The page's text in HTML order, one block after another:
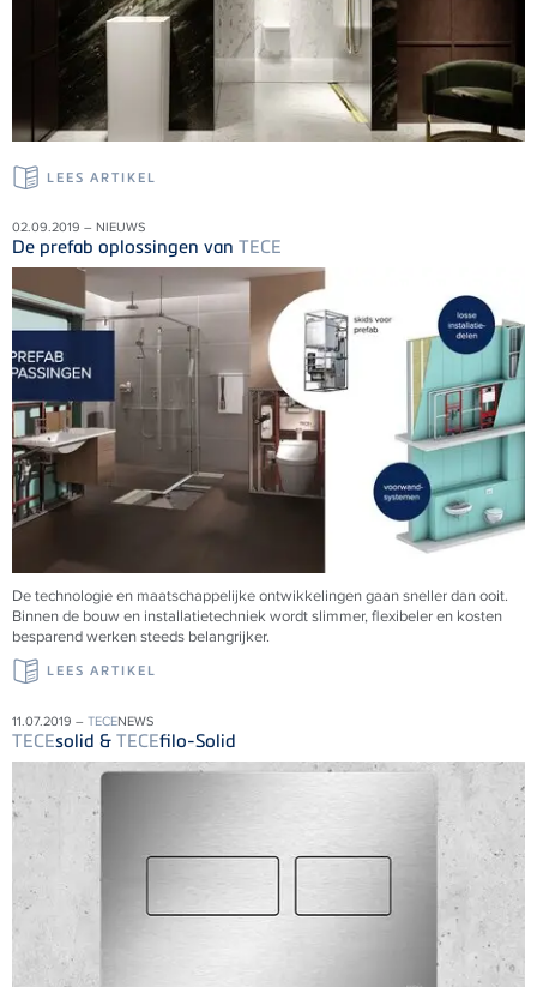
LEES ARTIKEL
02.09.2019 – NIEUWS
De prefab oplossingen van TECE
De technologie en maatschappelijke ontwikkelingen gaan sneller dan ooit.
Binnen de bouw en installatietechniek wordt slimmer, flexibeler en kosten
besparend werken steeds belangrijker.
LEES ARTIKEL
11.07.2019 – TECENEWS
TECEsolid & TECEfilo-Solid